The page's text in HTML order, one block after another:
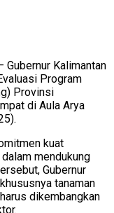
Gubernur Kalimantan
Program
Provinsi
di Aula Arya
kuat
mendukung
Gubernur
tanaman
dikembangkan